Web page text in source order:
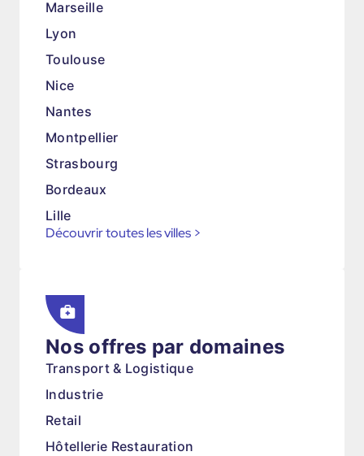
Marseille
Lyon
Toulouse
Nice
Nantes
Montpellier
Strasbourg
Bordeaux
Lille
Découvrir toutes les villes >
Nos offres par domaines
Transport & Logistique
Industrie
Retail
Hôtellerie Restauration